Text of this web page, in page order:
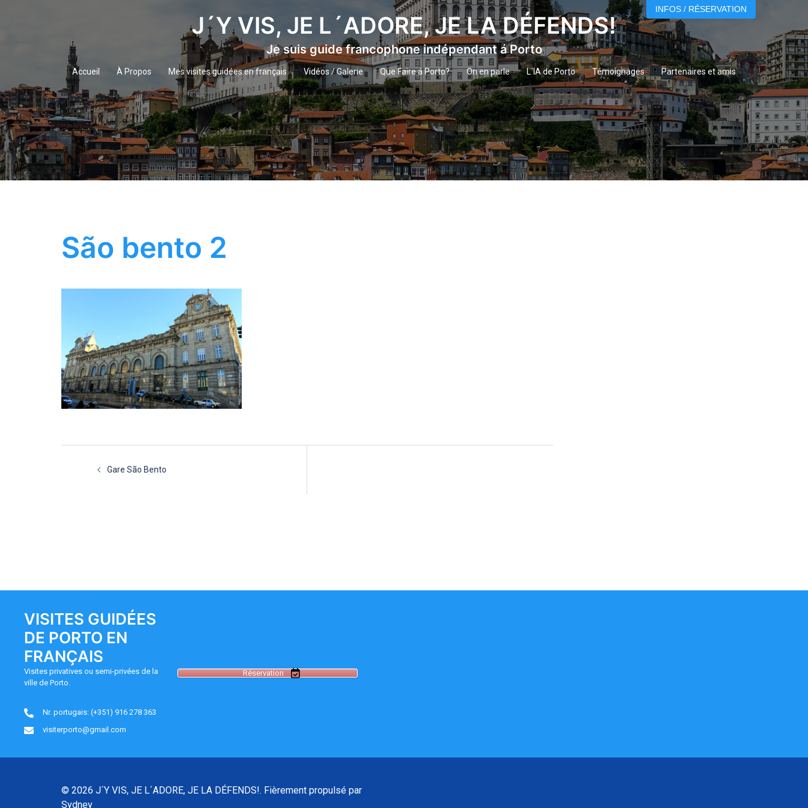
J´Y VIS, JE L´ADORE, JE LA DÉFENDS!
Je suis guide francophone indépendant á Porto
Accueil À Propos Mes visites guidées en français Vidéos / Galerie Que Faire á Porto? On en parle L´IA de Porto Témoignages Partenaires et amis
INFOS / RÉSERVATION
São bento 2
Navigation
Gare São Bento
VISITES GUIDÉES
DE PORTO EN
FRANÇAIS
Visites privatives ou semi-privées de la
ville de Porto.
Nr. portugais: (+351) 916 278 363
visiterporto@gmail.com
Réservation
© 2026 J´Y VIS, JE L´ADORE, JE LA DÉFENDS!. Fièrement propulsé par
Sydney